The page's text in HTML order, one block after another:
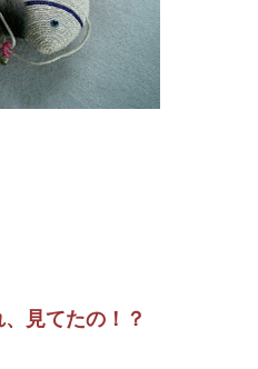
、見てたの！？